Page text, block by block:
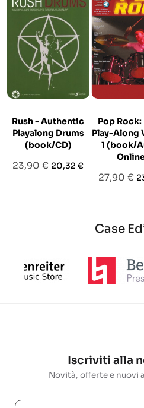
Rush - Authentic
Playalong Drums
(book/CD)
Prezzo
23,90 € Prezzo
20,32 €
Pop Rock:
Play-Along
1 (book/
Prezzo
27,90 €
Case
Iscriviti alla
Novità, offerte e nuovi